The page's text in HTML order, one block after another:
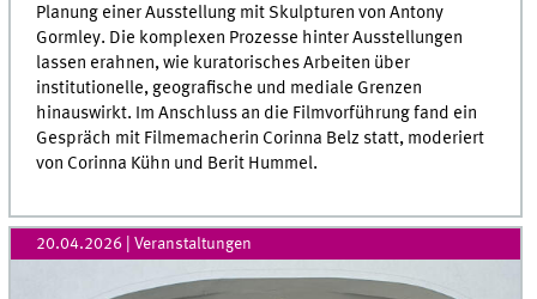
Planung einer Ausstellung mit Skulpturen von Antony
Gormley. Die komplexen Prozesse hinter Ausstellungen
lassen erahnen, wie kuratorisches Arbeiten über
institutionelle, geografische und mediale Grenzen
hinauswirkt. Im Anschluss an die Filmvorführung fand ein
Gespräch mit Filmemacherin Corinna Belz statt, moderiert
von Corinna Kühn und Berit Hummel.
20.04.2026 | Veranstaltungen